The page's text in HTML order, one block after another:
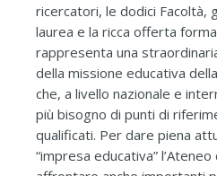
ricercatori, le dodici Facoltà,
laurea e la ricca offerta
rappresenta una
della missione educativa
che, a livello nazionale e
più bisogno di punti di
qualificati. Per dare piena
“impresa educativa”